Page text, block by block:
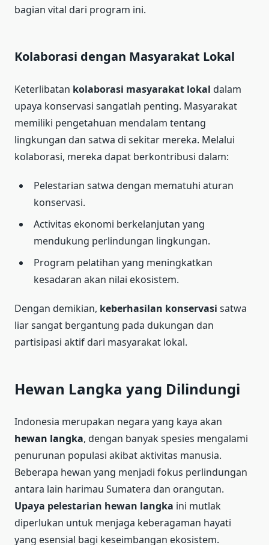
bagian vital dari program ini.
Kolaborasi dengan Masyarakat Lokal
Keterlibatan kolaborasi masyarakat lokal dalam
upaya konservasi sangatlah penting. Masyarakat
memiliki pengetahuan mendalam tentang
lingkungan dan satwa di sekitar mereka. Melalui
kolaborasi, mereka dapat berkontribusi dalam:
Pelestarian satwa dengan mematuhi aturan
konservasi.
Activitas ekonomi berkelanjutan yang
mendukung perlindungan lingkungan.
Program pelatihan yang meningkatkan
kesadaran akan nilai ekosistem.
Dengan demikian, keberhasilan konservasi satwa
liar sangat bergantung pada dukungan dan
partisipasi aktif dari masyarakat lokal.
Hewan Langka yang Dilindungi
Indonesia merupakan negara yang kaya akan
hewan langka, dengan banyak spesies mengalami
penurunan populasi akibat aktivitas manusia.
Beberapa hewan yang menjadi fokus perlindungan
antara lain harimau Sumatera dan orangutan.
Upaya pelestarian hewan langka ini mutlak
diperlukan untuk menjaga keberagaman hayati
yang esensial bagi keseimbangan ekosistem.